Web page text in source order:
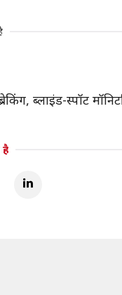
ब्लाइंड-स्पॉट
है